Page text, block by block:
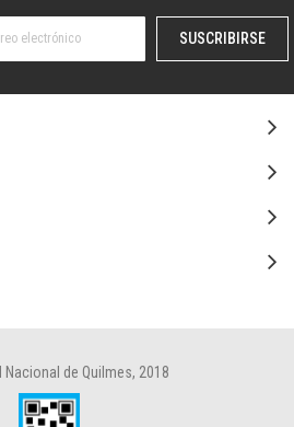
SUSCRIBIRSE
Nacional de Quilmes, 2018